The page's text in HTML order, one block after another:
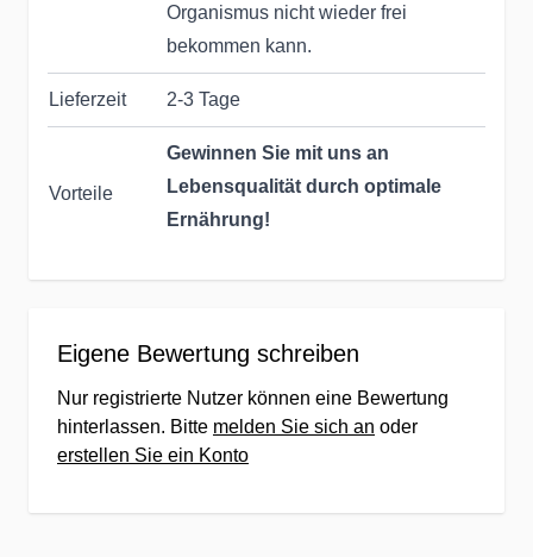
Organismus nicht wieder frei
bekommen kann.
Lieferzeit 2-3 Tage
Vorteile
Gewinnen Sie mit uns an
Lebensqualität durch optimale
Ernährung!
Ernährung unserer Kunden zu
optimieren:
Persönlicher Kundenservice
Eigene Bewertung schreiben
Nur registrierte Nutzer können eine Bewertung
hinterlassen. Bitte melden Sie sich an oder
erstellen Sie ein Konto